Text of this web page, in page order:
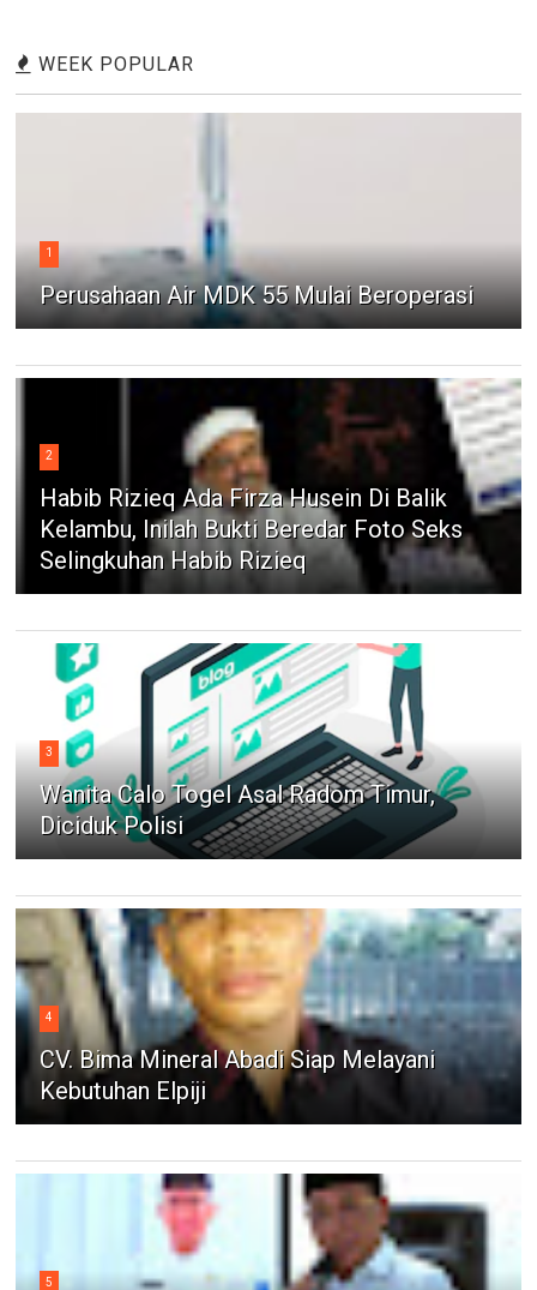
WEEK POPULAR
1
Perusahaan Air MDK 55 Mulai Beroperasi
2
Habib Rizieq Ada Firza Husein Di Balik
Kelambu, Inilah Bukti Beredar Foto Seks
Selingkuhan Habib Rizieq
3
Wanita Calo Togel Asal Radom Timur,
Diciduk Polisi
4
CV. Bima Mineral Abadi Siap Melayani
Kebutuhan Elpiji
5